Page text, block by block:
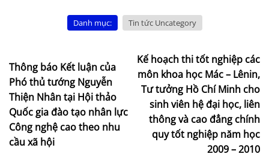
Danh mục: Tin tức Uncategory
Thông báo Kết luận của
Phó thủ tướng Nguyễn
Thiện Nhân tại Hội thảo
Quốc gia đào tạo nhân lực
Công nghệ cao theo nhu
cầu xã hội
Kế hoạch thi tốt nghiệp các
môn khoa học Mác – Lênin,
Tư tưởng Hồ Chí Minh cho
sinh viên hệ đại học, liên
thông và cao đẳng chính
quy tốt nghiệp năm học
2009 – 2010